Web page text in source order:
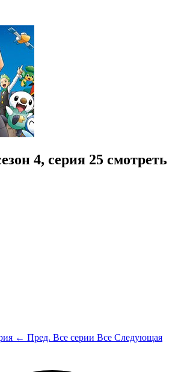
4, серия 25 смотреть
← Пред. Все серии Все Следующая